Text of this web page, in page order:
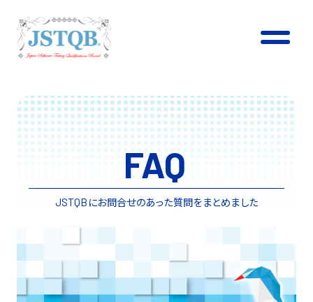
FAQ
JSTQB にお問合せのあった質問をまとめました